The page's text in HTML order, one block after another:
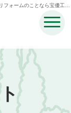
ォームのことなら宝優工務